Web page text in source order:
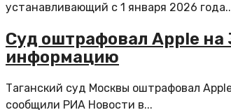
устанавливающий с 1 января 2026
Суд оштрафовал Apple на
информацию
Таганский суд Москвы оштрафовал
сообщили РИА Новости в...